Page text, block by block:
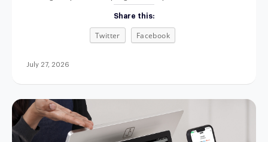
mutlak. Namun, sistem kasir di toko fisik sering kali berjalan
terpisah dari sistem Enterprise Resource Planning (ERP) di
kantor pusat. Akibatnya, tim manajemen terpaksa
mencocokkan data penjualan serta persediaan
Share this:
Twitter Facebook
July 27, 2026